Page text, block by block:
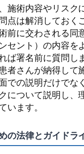
施術内容やリスク
点は解消しておく
前に交わされる同
セント）の内容を
ば署名前に質問し
者さんが納得して
での説明だけでな
について説明し、
います。
の法律とガイドラ